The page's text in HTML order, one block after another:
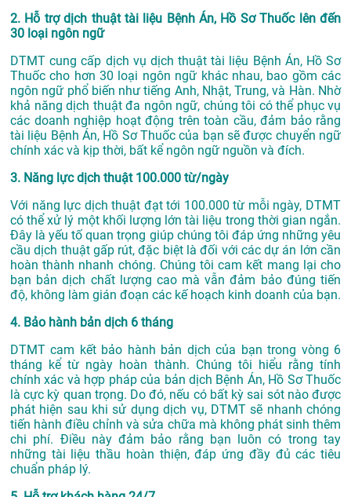
2. Hỗ trợ dịch thuật tài liệu Bệnh Án, Hồ Sơ Thuốc lên đến
30 loại ngôn ngữ
DTMT cung cấp dịch vụ dịch thuật tài liệu Bệnh Án, Hồ Sơ
Thuốc cho hơn 30 loại ngôn ngữ khác nhau, bao gồm các
ngôn ngữ phổ biến như tiếng Anh, Nhật, Trung, và Hàn. Nhờ
khả năng dịch thuật đa ngôn ngữ, chúng tôi có thể phục vụ
các doanh nghiệp hoạt động trên toàn cầu, đảm bảo rằng
tài liệu Bệnh Án, Hồ Sơ Thuốc của bạn sẽ được chuyển ngữ
chính xác và kịp thời, bất kể ngôn ngữ nguồn và đích.
3. Năng lực dịch thuật 100.000 từ/ngày
Với năng lực dịch thuật đạt tới 100.000 từ mỗi ngày, DTMT
có thể xử lý một khối lượng lớn tài liệu trong thời gian ngắn.
Đây là yếu tố quan trọng giúp chúng tôi đáp ứng những yêu
cầu dịch thuật gấp rút, đặc biệt là đối với các dự án lớn cần
hoàn thành nhanh chóng. Chúng tôi cam kết mang lại cho
bạn bản dịch chất lượng cao mà vẫn đảm bảo đúng tiến
độ, không làm gián đoạn các kế hoạch kinh doanh của bạn.
4. Bảo hành bản dịch 6 tháng
DTMT cam kết bảo hành bản dịch của bạn trong vòng 6
tháng kể từ ngày hoàn thành. Chúng tôi hiểu rằng tính
chính xác và hợp pháp của bản dịch Bệnh Án, Hồ Sơ Thuốc
là cực kỳ quan trọng. Do đó, nếu có bất kỳ sai sót nào được
phát hiện sau khi sử dụng dịch vụ, DTMT sẽ nhanh chóng
tiến hành điều chỉnh và sửa chữa mà không phát sinh thêm
chi phí. Điều này đảm bảo rằng bạn luôn có trong tay
những tài liệu thầu hoàn thiện, đáp ứng đầy đủ các tiêu
chuẩn pháp lý.